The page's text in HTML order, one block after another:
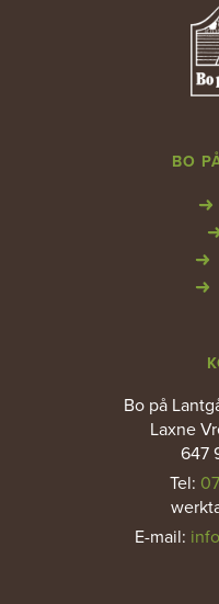
BO
Bo på
Laxne
647
Tel:
E-mail: